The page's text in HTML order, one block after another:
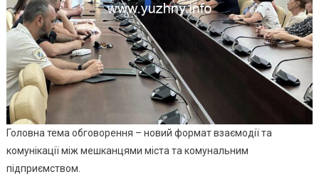
ЮКП
З
Головна тема обговорення – новий формат взаємодії та
комунікації між мешканцями міста та комунальним
підприємством.